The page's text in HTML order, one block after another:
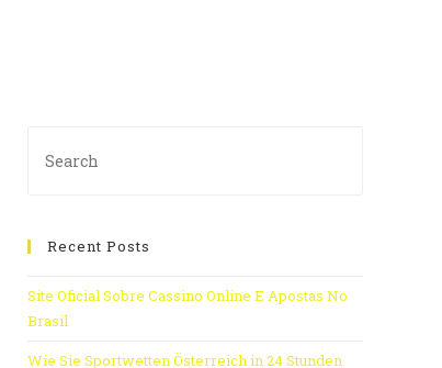
Recent Posts
Site Oficial Sobre Cassino Online E Apostas No
Brasil
Wie Sie Sportwetten Österreich in 24 Stunden